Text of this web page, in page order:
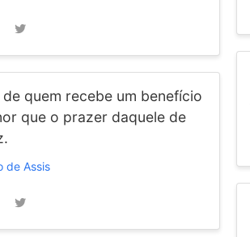
quem recebe um benefício
que o prazer daquele de
de Assis